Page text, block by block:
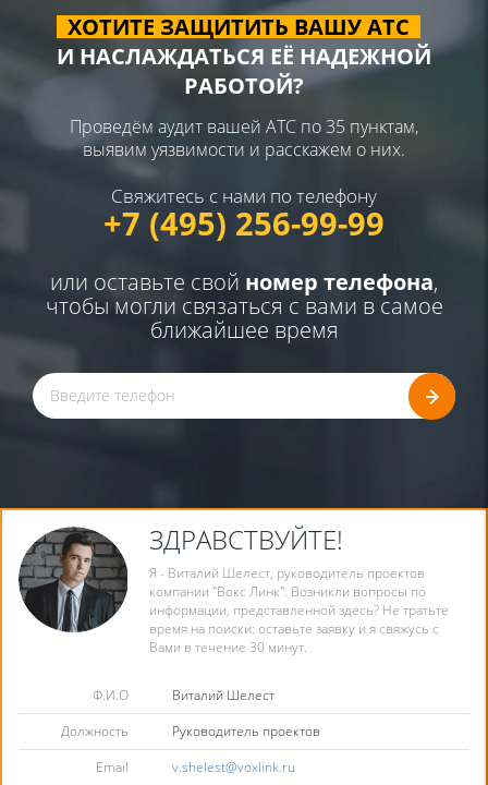
ХОТИТЕ ЗАЩИТИТЬ ВАШУ АТС
И НАСЛАЖДАТЬСЯ ЕЁ НАДЕЖНОЙ
РАБОТОЙ?
Проведём аудит вашей АТС по 35 пунктам,
выявим уязвимости и расскажем о них.
Свяжитесь с нами по телефону
+7 (495) 256-99-99
или оставьте свой номер телефона,
чтобы могли связаться с вами в самое
ближайшее время
ЗДРАВСТВУЙТЕ!
Я - Виталий Шелест, руководитель проектов
компании "Вокс Линк". Возникли вопросы по
информации, представленной здесь? Не тратьте
время на поиски: оставьте заявку и я свяжусь с
Вами в течение 30 минут.
Ф.И.О
Виталий Шелест
Должность
Руководитель проектов
Email
v.shelest@voxlink.ru